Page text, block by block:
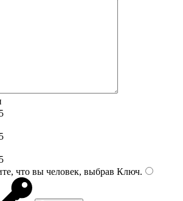
5
5
5
что вы человек, выбрав Ключ.